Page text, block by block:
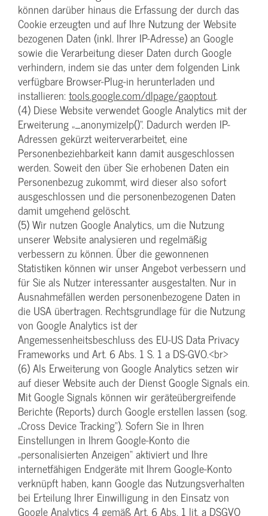
können darüber hinaus die Erfassung der durch das
Cookie erzeugten und auf Ihre Nutzung der Website
bezogenen Daten (inkl. Ihrer IP-Adresse) an Google
sowie die Verarbeitung dieser Daten durch Google
verhindern, indem sie das unter dem folgenden Link
verfügbare Browser-Plug-in herunterladen und
installieren: tools.google.com/dlpage/gaoptout.
(4) Diese Website verwendet Google Analytics mit der
Erweiterung „_anonymizeIp()“. Dadurch werden IP-
Adressen gekürzt weiterverarbeitet, eine
Personenbeziehbarkeit kann damit ausgeschlossen
werden. Soweit den über Sie erhobenen Daten ein
Personenbezug zukommt, wird dieser also sofort
ausgeschlossen und die personenbezogenen Daten
damit umgehend gelöscht.
(5) Wir nutzen Google Analytics, um die Nutzung
unserer Website analysieren und regelmäßig
verbessern zu können. Über die gewonnenen
Statistiken können wir unser Angebot verbessern und
für Sie als Nutzer interessanter ausgestalten. Nur in
Ausnahmefällen werden personenbezogene Daten in
die USA übertragen. Rechtsgrundlage für die Nutzung
von Google Analytics ist der
Angemessenheitsbeschluss des EU-US Data Privacy
Frameworks und Art. 6 Abs. 1 S. 1 a DS-GVO.<br>
(6) Als Erweiterung von Google Analytics setzen wir
auf dieser Website auch der Dienst Google Signals ein.
Mit Google Signals können wir geräteübergreifende
Berichte (Reports) durch Google erstellen lassen (sog.
„Cross Device Tracking“). Sofern Sie in Ihren
Einstellungen in Ihrem Google-Konto die
„personalisierten Anzeigen“ aktiviert und Ihre
internetfähigen Endgeräte mit Ihrem Google-Konto
verknüpft haben, kann Google das Nutzungsverhalten
bei Erteilung Ihrer Einwilligung in den Einsatz von
Google Analytics 4 gemäß Art. 6 Abs. 1 lit. a DSGVO